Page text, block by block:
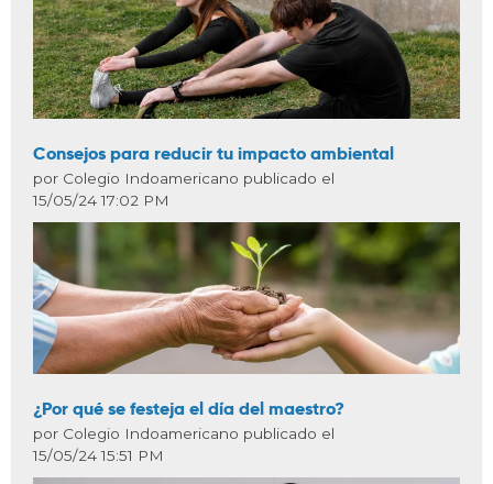
Consejos para reducir tu impacto ambiental
por Colegio Indoamericano publicado el
15/05/24 17:02 PM
¿Por qué se festeja el día del maestro?
por Colegio Indoamericano publicado el
15/05/24 15:51 PM